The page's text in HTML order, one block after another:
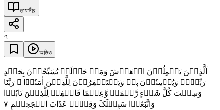
তাফসীর
৭
অডিও
اَلَّذِیۡنَ یَحۡمِلُوۡنَ الۡعَرۡشَ وَمَنۡ حَوۡلَہٗ یُسَبِّحُوۡنَ بِحَمۡدِ
رَبِّہِمۡ وَیُؤۡمِنُوۡنَ بِہٖ وَیَسۡتَغۡفِرُوۡنَ لِلَّذِیۡنَ اٰمَنُوۡا ۚ رَبَّنَا
وَسِعۡتَ کُلَّ شَیۡءٍ رَّحۡمَۃً وَّعِلۡمًا فَاغۡفِرۡ لِلَّذِیۡنَ تَابُوۡا
وَاتَّبَعُوۡا سَبِیۡلَکَ وَقِہِمۡ عَذَابَ الۡجَحِیۡمِ ٧